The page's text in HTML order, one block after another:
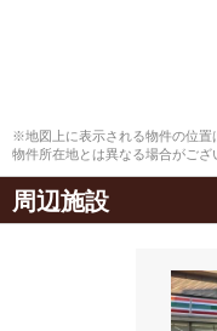
※地図上に表示される物件の位置
物件所在地とは異なる場合がござ
周辺施設